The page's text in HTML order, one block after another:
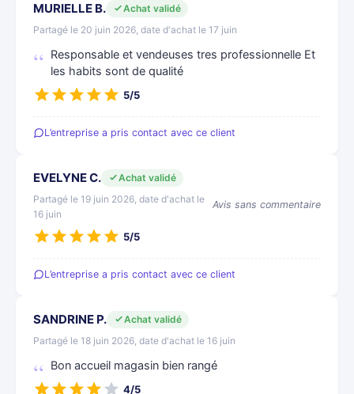
MURIELLE B.
Achat validé
Partagé le 20 juin 2026, date d'achat le 17 juin
Responsable et vendeuses tres professionnelle Et
les habits sont de qualité
5/5
L’entreprise a pris contact avec ce client
EVELYNE C.
Achat validé
Partagé le 19 juin 2026, date d'achat le
16 juin
Avis sans commentaire
5/5
L’entreprise a pris contact avec ce client
SANDRINE P.
Achat validé
Partagé le 18 juin 2026, date d'achat le 16 juin
Bon accueil magasin bien rangé
4/5